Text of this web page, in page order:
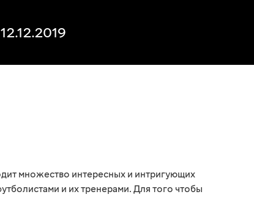
множество интересных и интригующих
и их тренерами. Для того чтобы